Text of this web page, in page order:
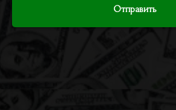
Отправить